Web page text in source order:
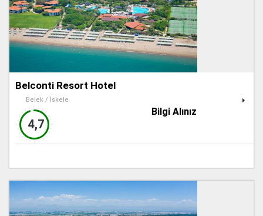
Belconti Resort Hotel
Belek / İskele
4,7
Bilgi Alınız